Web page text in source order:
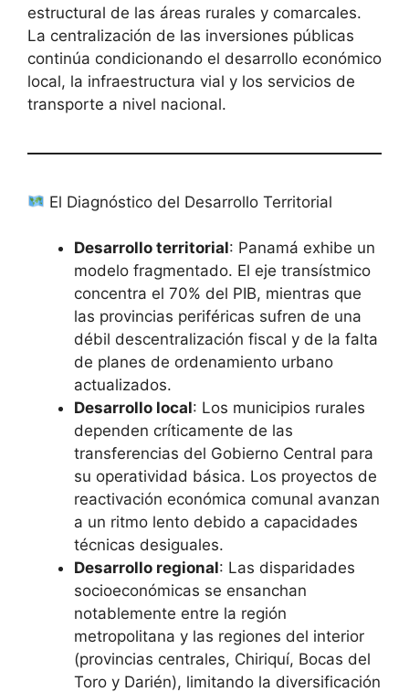
estructural de las áreas rurales y comarcales.
La centralización de las inversiones públicas
continúa condicionando el desarrollo económico
local, la infraestructura vial y los servicios de
transporte a nivel nacional.
El Diagnóstico del Desarrollo Territorial
Desarrollo territorial: Panamá exhibe un
modelo fragmentado. El eje transístmico
concentra el 70% del PIB, mientras que
las provincias periféricas sufren de una
débil descentralización fiscal y de la falta
de planes de ordenamiento urbano
actualizados.
Desarrollo local: Los municipios rurales
dependen críticamente de las
transferencias del Gobierno Central para
su operatividad básica. Los proyectos de
reactivación económica comunal avanzan
a un ritmo lento debido a capacidades
técnicas desiguales.
Desarrollo regional: Las disparidades
socioeconómicas se ensanchan
notablemente entre la región
metropolitana y las regiones del interior
(provincias centrales, Chiriquí, Bocas del
Toro y Darién), limitando la diversificación